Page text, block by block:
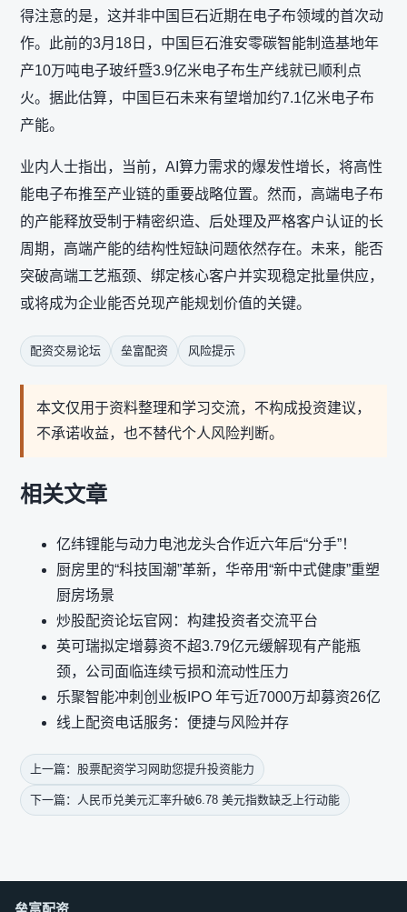
得注意的是，这并非中国巨石近期在电子布领域的首次动
作。此前的3月18日，中国巨石淮安零碳智能制造基地年
产10万吨电子玻纤暨3.9亿米电子布生产线就已顺利点
火。据此估算，中国巨石未来有望增加约7.1亿米电子布
产能。
业内人士指出，当前，AI算力需求的爆发性增长，将高性
能电子布推至产业链的重要战略位置。然而，高端电子布
的产能释放受制于精密织造、后处理及严格客户认证的长
周期，高端产能的结构性短缺问题依然存在。未来，能否
突破高端工艺瓶颈、绑定核心客户并实现稳定批量供应，
或将成为企业能否兑现产能规划价值的关键。
配资交易论坛 垒富配资 风险提示
本文仅用于资料整理和学习交流，不构成投资建议，
不承诺收益，也不替代个人风险判断。
相关文章
亿纬锂能与动力电池龙头合作近六年后“分手”！
厨房里的“科技国潮”革新，华帝用“新中式健康”重塑
厨房场景
炒股配资论坛官网：构建投资者交流平台
英可瑞拟定增募资不超3.79亿元缓解现有产能瓶
颈，公司面临连续亏损和流动性压力
乐聚智能冲刺创业板IPO 年亏近7000万却募资26亿
线上配资电话服务：便捷与风险并存
上一篇：股票配资学习网助您提升投资能力
下一篇：人民币兑美元汇率升破6.78 美元指数缺乏上行动能
垒富配资